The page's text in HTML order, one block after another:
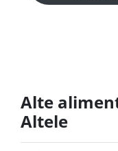
Alte
Altele